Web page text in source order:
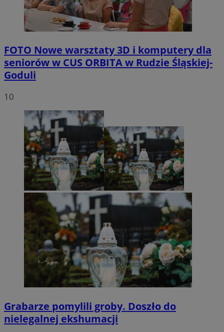
FOTO Nowe warsztaty 3D i komputery dla
seniorów w CUS ORBITA w Rudzie Śląskiej-
Goduli
10
Grabarze pomylili groby. Doszło do
nielegalnej ekshumacji